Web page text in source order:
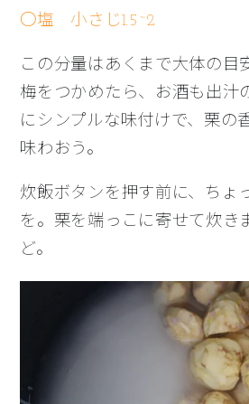
○塩 小さじ1.5~2
この分量はあくまで大体の目
梅をつかめたら、お酒も出汁
にシンプルな味付けで、栗の
味わおう。
炊飯ボタンを押す前に、ちょ
を。栗を端っこに寄せて炊き
ど。